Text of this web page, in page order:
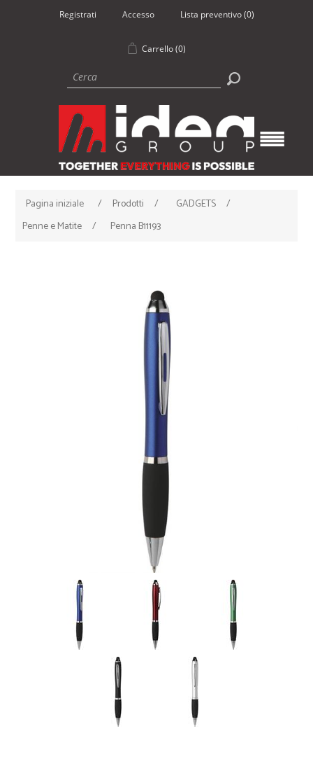
Registrati Accesso Lista preventivo (0)
Carrello (0)
Pagina iniziale / Prodotti / GADGETS
/
Penne e Matite
/ Penna B11193